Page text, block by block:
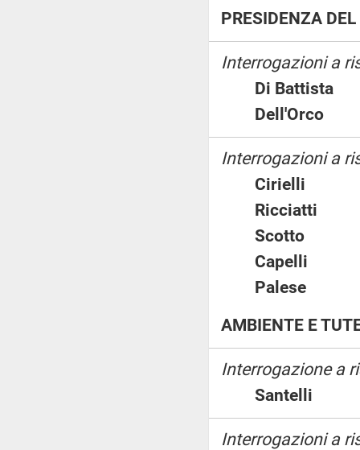
PRESIDENZA
Interrogazioni a
Di
Dell'Orco
Interrogazioni a
Cirielli
Ricciatti
Scotto
Capelli
Palese
AMBIENTE E
Interrogazione a
Santelli
Interrogazioni a